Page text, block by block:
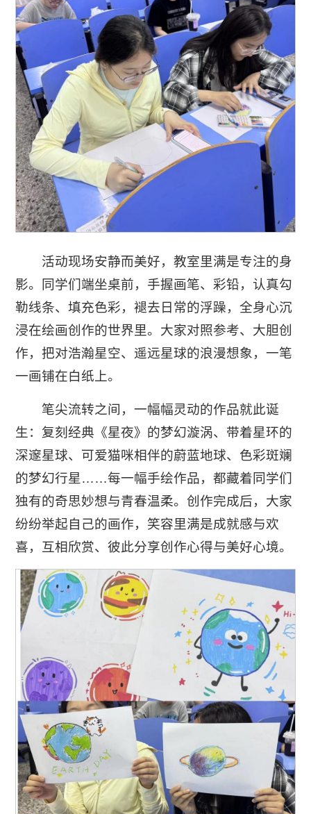
活动现场安静而美好，教室里满是专注的身
影。同学们端坐桌前，手握画笔、彩铅，认真勾
勒线条、填充色彩，褪去日常的浮躁，全身心沉
浸在绘画创作的世界里。大家对照参考、大胆创
作，把对浩瀚星空、遥远星球的浪漫想象，一笔
一画铺在白纸上。
笔尖流转之间，一幅幅灵动的作品就此诞
生：复刻经典《星夜》的梦幻漩涡、带着星环的
深邃星球、可爱猫咪相伴的蔚蓝地球、色彩斑斓
的梦幻行星……每一幅手绘作品，都藏着同学们
独有的奇思妙想与青春温柔。创作完成后，大家
纷纷举起自己的画作，笑容里满是成就感与欢
喜，互相欣赏、彼此分享创作心得与美好心境。